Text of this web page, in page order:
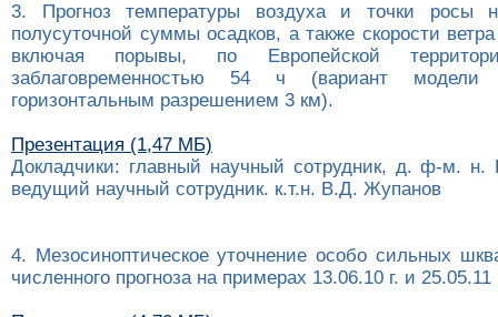
3. Прогноз температуры воздуха и точки
полусуточной суммы осадков, а также скорости
включая порывы, по Европейской
заблаговременностью 54 ч (вариант
горизонтальным разрешением 3 км).
Презентация (1,47 МБ)
Докладчики: главный научный сотрудник, д. ф-м.
ведущий научный сотрудник. к.т.н. В.Д. Жупанов
4. Мезосиноптическое уточнение особо сильных
численного прогноза на примерах 13.06.10 г. и 25.05.11